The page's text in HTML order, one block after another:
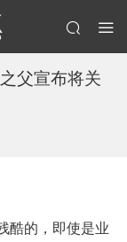
父宣布将关
酷的，即使是业